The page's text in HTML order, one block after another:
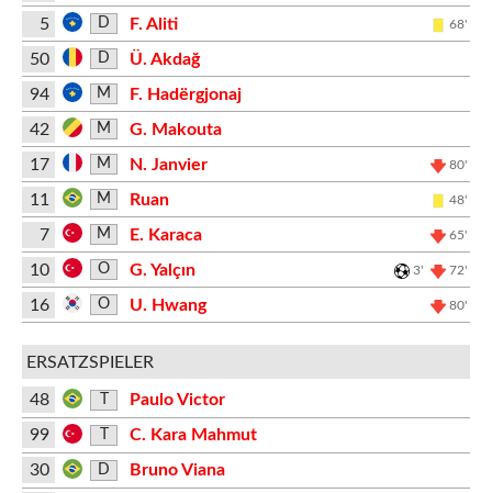
5
D F. Aliti 68'
50 D
Ü. Akdağ
94
M
F. Hadërgjonaj
42
M
G. Makouta
17
M N. Janvier 80'
11 M Ruan 48'
7 M E. Karaca 65'
10 O G. Yalçın 3' 72'
16 O U. Hwang 80'
ERSATZSPIELER
48
Paulo Victor
99
C. Kara Mahmut
30
D
Bruno Viana